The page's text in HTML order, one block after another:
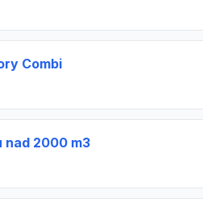
Combi
nad 2000 m3